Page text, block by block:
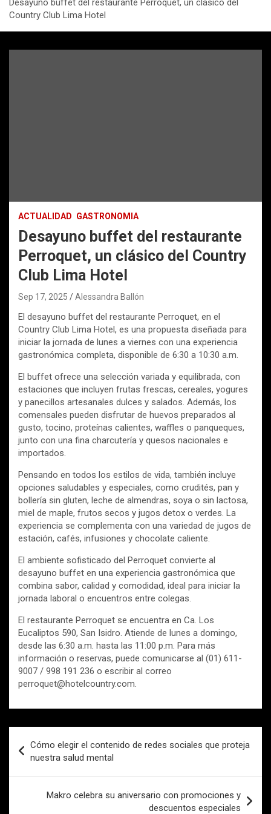
Desayuno buffet del restaurante Perroquet, un clásico del
Country Club Lima Hotel
ACTUALIDAD GASTRONOMIA
Desayuno buffet del restaurante
Perroquet, un clásico del Country
Club Lima Hotel
Sep 17, 2025 Alessandra Ballón
El desayuno buffet del restaurante Perroquet, en el
Country Club Lima Hotel, es una propuesta diseñada para
iniciar la jornada de lunes a viernes con una experiencia
gastronómica completa, disponible de 6:30 a 10:30 a.m.
El buffet ofrece una selección variada y equilibrada, con
estaciones que incluyen frutas frescas, cereales, yogures
y panecillos artesanales dulces y salados. Además, los
comensales pueden disfrutar de huevos preparados al
gusto, tocino, proteínas calientes, waffles o panqueques,
junto con una fina charcutería y quesos nacionales e
importados.
Pensando en todos los estilos de vida, también incluye
opciones saludables y especiales, como crudités, pan y
bollería sin gluten, leche de almendras, soya o sin lactosa,
miel de maple, frutos secos y jugos detox o verdes. La
experiencia se complementa con una variedad de jugos de
estación, cafés, infusiones y chocolate caliente.
El ambiente sofisticado del Perroquet convierte al
desayuno buffet en una experiencia gastronómica que
combina sabor, calidad y comodidad, ideal para iniciar la
jornada laboral o encuentros entre colegas.
El restaurante Perroquet se encuentra en Ca. Los
Eucaliptos 590, San Isidro. Atiende de lunes a domingo,
desde las 6:30 a.m. hasta las 11:00 p.m. Para más
información o reservas, puede comunicarse al (01) 611-
9007 / 998 191 236 o escribir al correo
perroquet@hotelcountry.com.
de
entradas
Cómo elegir el contenido de redes sociales que proteja
nuestra salud mental
Makro celebra su aniversario con promociones y
descuentos especiales